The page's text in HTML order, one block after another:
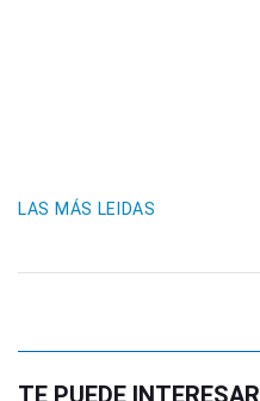
LAS MÁS LEIDAS
TE PUEDE INTERESAR